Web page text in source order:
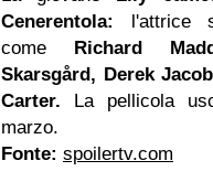
Cenerentola:
l'attrice
come Richard
Skarsgård, Derek
Carter. La pellicola
marzo.
Fonte: spoilertv.com